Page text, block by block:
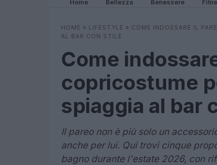
Home Bellezza Benessere
HOME » LIFESTYLE » COME INDOSSARE IL
AL BAR CON STILE
Come
copricostume
spiaggia al bar
Il pareo non è più solo un
anche per lui. Qui trovi cinque
bagno durante l'estate 2026, con